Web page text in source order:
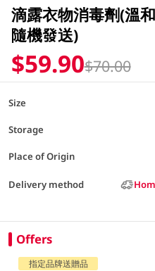
滴露衣物消毒劑(溫
隨機發送)
$59.90$70.00
Size
Storage
Place of Origin
Delivery method
Offers
指定品牌送贈品